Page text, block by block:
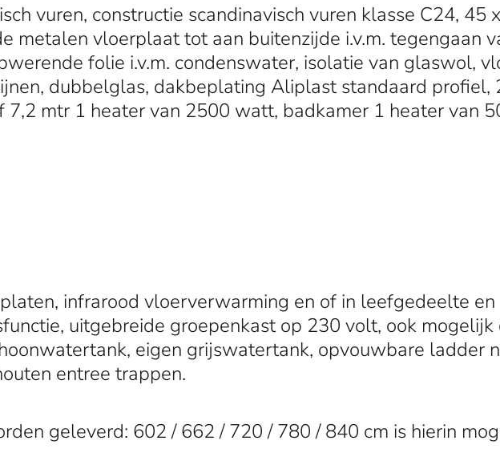
vuren, constructie scandinavisch vuren klasse C24, 45
metalen vloerplaat tot aan buitenzijde i.v.m. tegengaan
folie i.v.m. condenswater, isolatie van glaswol,
dubbelglas, dakbeplating Aliplast standaard
mtr 1 heater van 2500 watt, badkamer 1 heater van
infrarood vloerverwarming en of in leefgedeelte
uitgebreide groepenkast op 230 volt, ook
eigen grijswatertank, opvouwbare ladder
entree trappen.
geleverd: 602 / 662 / 720 / 780 / 840 cm is hierin